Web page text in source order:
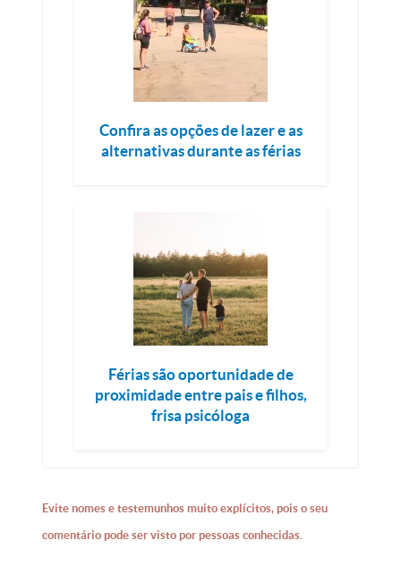
Confira as opções de lazer e as
alternativas durante as férias
Férias são oportunidade de
proximidade entre pais e filhos,
frisa psicóloga
Evite nomes e testemunhos muito explícitos, pois o seu
comentário pode ser visto por pessoas conhecidas.